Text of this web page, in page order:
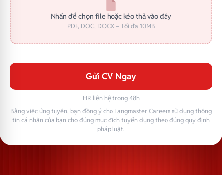
Nhấn để chọn file hoặc kéo thả vào đây
PDF, DOC, DOCX – Tối đa 10MB
Gửi CV Ngay
HR liên hệ trong 48h
Bằng việc ứng tuyển, bạn đồng ý cho Langmaster Careers sử dụng thông
tin cá nhân của bạn cho đúng mục đích tuyển dụng theo đúng quy định
pháp luật.